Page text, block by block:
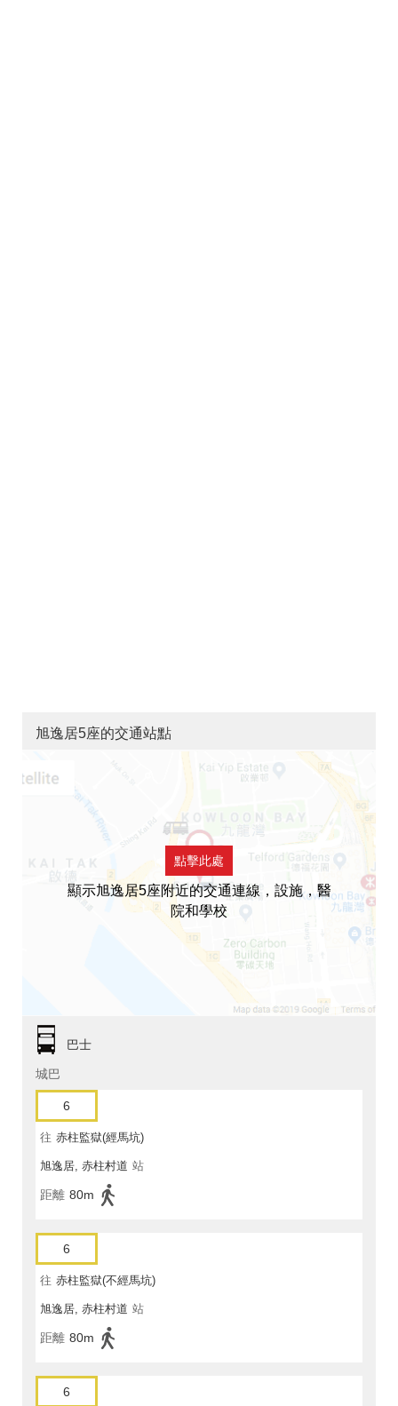
旭逸居5座的交通站點
點擊此處
顯示旭逸居5座附近的交通連線，設施，醫
院和學校
巴士
城巴
6
往 赤柱監獄(經馬坑)
旭逸居, 赤柱村道 站
距離 80m
6
往 赤柱監獄(不經馬坑)
旭逸居, 赤柱村道 站
距離 80m
6